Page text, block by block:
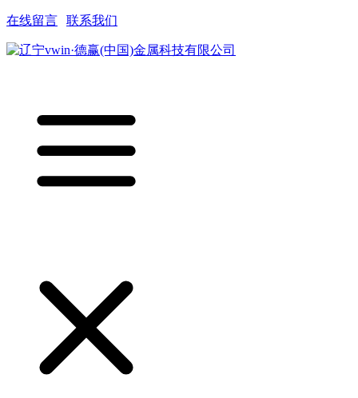
在线留言 联系我们